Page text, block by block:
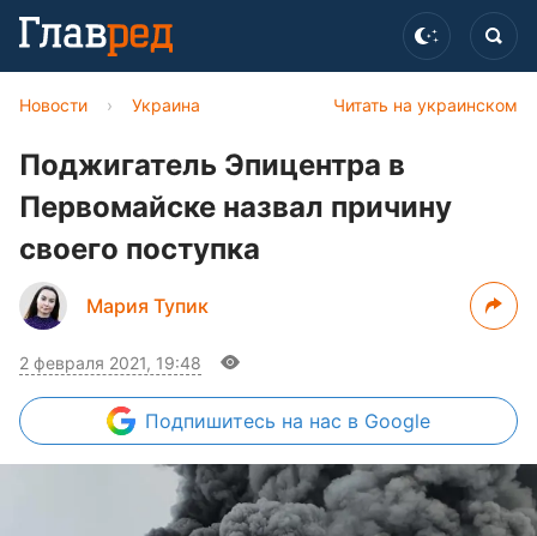
Читать на украинском
Новости › Украина
Поджигатель Эпицентра в
Первомайске назвал причину
своего поступка
Мария Тупик
2 февраля 2021, 19:48
Подпишитесь на нас в Google